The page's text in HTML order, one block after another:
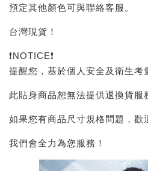
預定其他顏色可與聯絡客服。
台灣現貨！
❗NOTICE❗
提醒您，基於個人安全及衛生考
此貼身商品恕無法提供退換貨服
如果您有商品尺寸規格問題，歡
我們會全力為您服務！